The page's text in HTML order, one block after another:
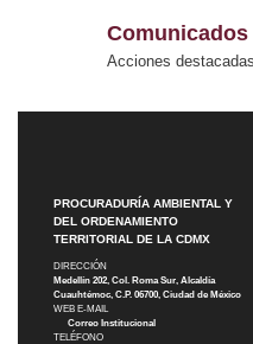
Comunicados
Acciones
PROCURADURÍA AMBIENTAL Y
DEL ORDENAMIENTO
TERRITORIAL DE LA CDMX
DIRECCIÓN
Medellín 202, Col. Roma Sur, Alcaldía
Cuauhtémoc, C.P. 06700, Ciudad de México
WEB E-MAIL
Correo Institucional
TELÉFONO